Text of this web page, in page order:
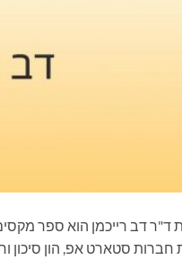
דב רייכמן הוא ספר
סטארט אפ, הון סיכון